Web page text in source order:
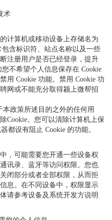
术
计算机或移动设备上存储名为
包含标识符、站点名称以及一些
注册用户是否已经登录，提升
不希望个人信息保存在 Cookie
用 Cookie 功能。禁用 Cookie 功
网或不能充分取得颍上微帮招
政策所述目的之外的任何用
Cookie。您可以清除计算机上保
都设有阻止 Cookie 的功能。
，可能需要您开通一些设备权
讯录、蓝牙等访问权限。您也
闭部分或者全部权限，从而拒
息。在不同设备中，权限显示
请参考设备及系统开发方说明